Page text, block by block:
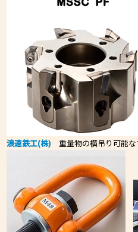
浪速鉄工(株) 重量物の横吊り可能